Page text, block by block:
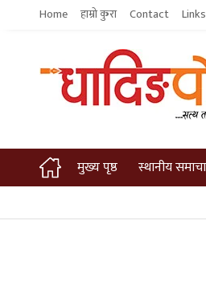
Home हाम्रो कुरा Contact Links
मुख्य पृष्ठ स्थानीय